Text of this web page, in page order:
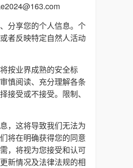
分享您的个人信息。个
者反映特定自然人活动
按业界成熟的安全标
慎阅读、充分理解各条
受或不接受。限制、
，这将导致我们无法为
将在明确获得您的同意
，将视为您接受和认可
新情况及法律法规的相